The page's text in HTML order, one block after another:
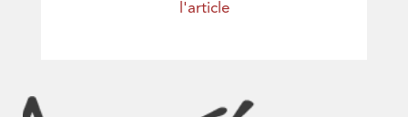
l'article